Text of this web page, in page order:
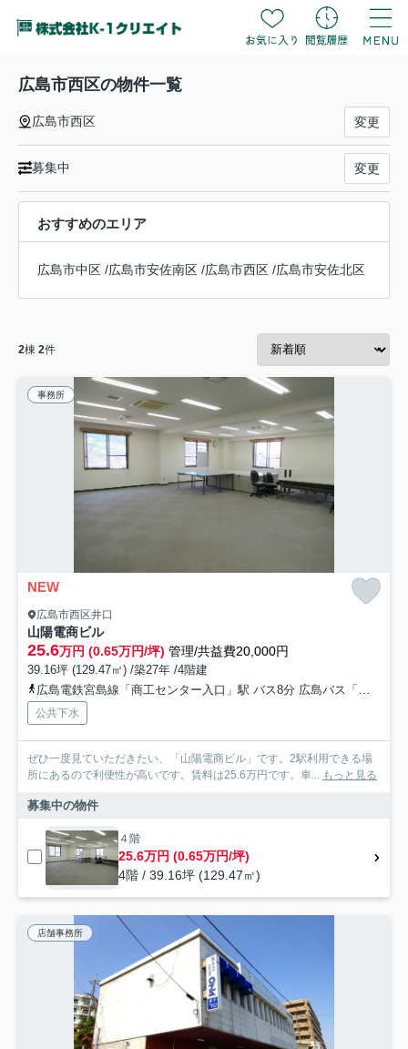
広島市西区の物件一覧
広島市西区 変更
募集中 変更
おすすめのエリア
広島市中区 /広島市安佐南区 /広島市西区 /広島市安佐北区
2棟 2件
事務所
NEW
広島市西区井口
山陽電商ビル
25.6万円 (0.65万円/坪) 管理/共益費20,000円
39.16坪 (129.47㎡) /築27年 /4階建
広島電鉄宮島線「商工センター入口」駅 バス8分 広島バス「井口車庫」 停歩8分
公共下水
ぜひ一度見ていただきたい、「山陽電商ビル」です。2駅利用できる場
所にあるので利便性が高いです。賃料は25.6万円です。車...
もっと見る
募集中の物件
４階
25.6万円 (0.65万円/坪)
4階 / 39.16坪 (129.47㎡)
店舗事務所